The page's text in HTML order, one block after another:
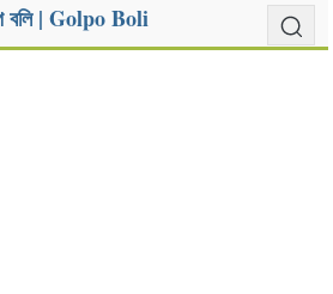
বলি | Golpo Boli